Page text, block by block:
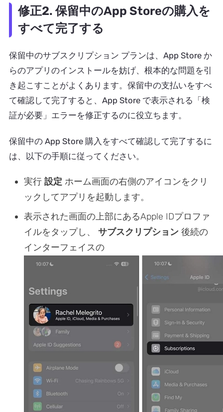
修正2. 保留中のApp Storeの購入を
すべて完了する
保留中のサブスクリプション プランは、App Store か
らのアプリのインストールを妨げ、根本的な問題を引
き起こすことがよくあります。保留中の支払いをすべ
て確認して完了すると、App Store で表示される「検
証が必要」エラーを修正するのに役立ちます。
保留中の App Store 購入をすべて確認して完了するに
は、以下の手順に従ってください。
実行 設定 ホーム画面の右側のアイコンをクリ
ックしてアプリを起動します。
表示された画面の上部にあるApple IDプロファ
イルをタップし、 サブスクリプション後続の
インターフェイスの